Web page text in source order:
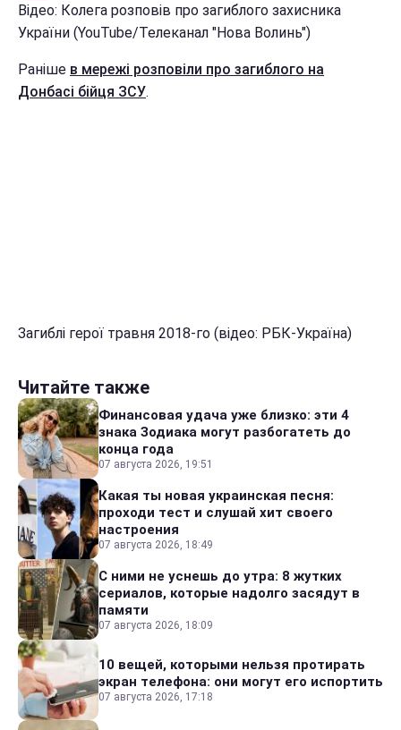
Відео: Колега розповів про загиблого захисника
України (YouTube/Телеканал "Нова Волинь")
Раніше в мережі розповіли про загиблого на
Донбасі бійця ЗСУ.
Загиблі герої травня 2018-го (відео: РБК-Україна)
Читайте также
Финансовая удача уже близко: эти 4
знака Зодиака могут разбогатеть до
конца года
07 августа 2026, 19:51
Какая ты новая украинская песня:
проходи тест и слушай хит своего
настроения
07 августа 2026, 18:49
С ними не уснешь до утра: 8 жутких
сериалов, которые надолго засядут в
памяти
07 августа 2026, 18:09
10 вещей, которыми нельзя протирать
экран телефона: они могут его испортить
07 августа 2026, 17:18